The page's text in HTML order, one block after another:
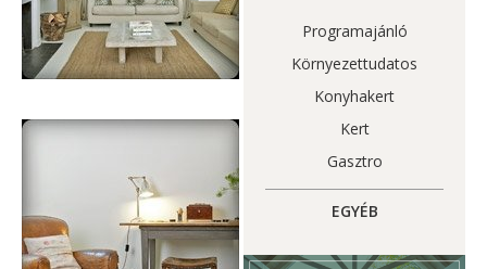
Programajánló
Környezettudatos
Konyhakert
Kert
Gasztro
EGYÉB